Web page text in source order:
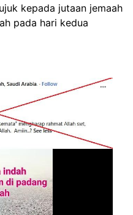
kepada jutaan jemaah
pada hari kedua